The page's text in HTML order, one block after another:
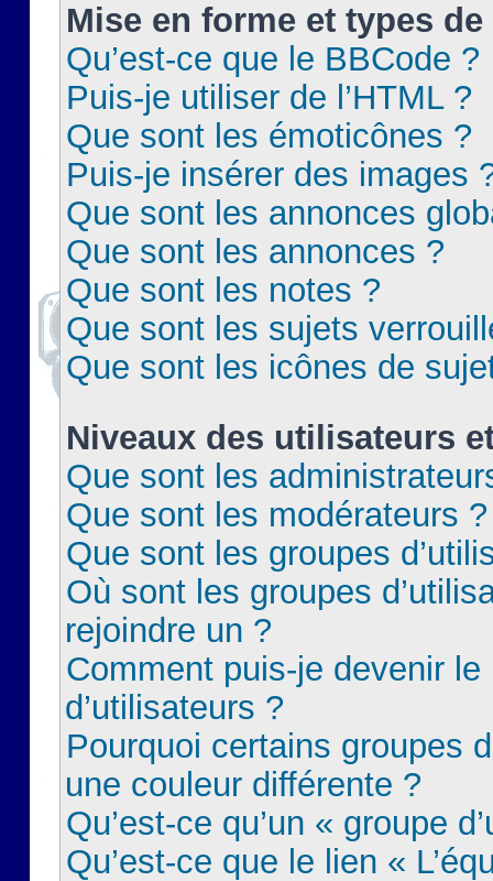
Mise en forme et types
Qu’est-ce que le BBCode ?
Puis-je utiliser de l’HTML ?
Que sont les émoticônes ?
Puis-je insérer des images
Que sont les annonces
Que sont les annonces ?
Que sont les notes ?
Que sont les sujets
Que sont les icônes de
Niveaux des utilisateurs
Que sont les
Que sont les modérateurs ?
Que sont les groupes
Où sont les groupes
rejoindre un ?
Comment puis-je devenir le
d’utilisateurs ?
Pourquoi certains groupes
une couleur différente ?
Qu’est-ce qu’un « groupe
Qu’est-ce que le lien «